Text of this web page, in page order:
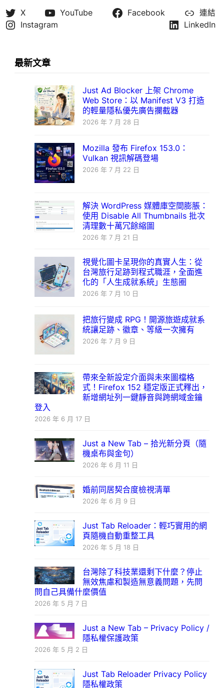
X YouTube Facebook
連結
Instagram
LinkedIn
最新文章
Just Ad Blocker 上架 Chrome
Web Store：以 Manifest V3 打造
的輕量隱私優先廣告攔截器
2026 年 7 月 28 日
Mozilla 發布 Firefox 153.0：
Vulkan 視訊解碼登場
2026 年 7 月 22 日
解決 WordPress 媒體庫空間膨脹：
使用 Disable All Thumbnails 批次
清理數十萬冗餘縮圖
2026 年 7 月 21 日
視覺化圖卡呈現你的真實人生：從
台灣旅行足跡到程式職涯，全面進
化的「人生成就系統」生態圈
2026 年 7 月 10 日
把旅行變成 RPG！開源旅遊成就系
統讓足跡、徽章、等級一次擁有
2026 年 7 月 9 日
帶來全新設定介面與未來圖檔格
式！Firefox 152 穩定版正式釋出，
新增網址列一鍵靜音與跨網域金鑰
登入
2026 年 6 月 17 日
Just a New Tab – 拾光新分頁（隨
機桌布與金句）
2026 年 6 月 11 日
婚前同居契合度檢視清單
2026 年 6 月 9 日
Just Tab Reloader：輕巧實用的網
頁隨機自動重整工具
2026 年 5 月 18 日
台灣除了科技業還剩下什麼？停止
無效焦慮和製造無意義問題，先問
問自己具備什麼價值
2026 年 5 月 7 日
Just a New Tab – Privacy Policy /
隱私權保護政策
2026 年 5 月 2 日
Just Tab Reloader Privacy Policy
隱私權政策